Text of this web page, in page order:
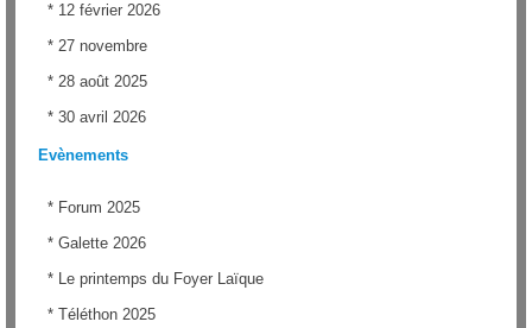
* 12 février 2026
* 27 novembre
* 28 août 2025
* 30 avril 2026
Evènements
* Forum 2025
* Galette 2026
* Le printemps du Foyer Laïque
* Téléthon 2025